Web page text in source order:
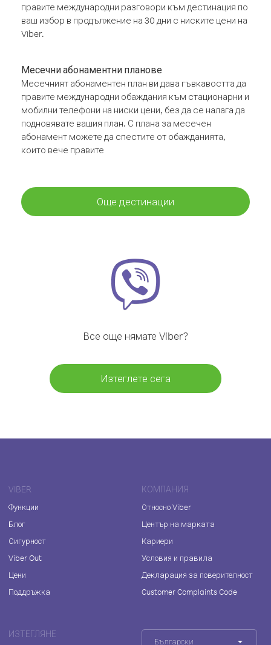
правите международни разговори към дестинация по
ваш избор в продължение на 30 дни с ниските цени на
Viber.
Месечни абонаментни планове
Месечният абонаментен план ви дава гъвкавостта да
правите международни обаждания към стационарни и
мобилни телефони на ниски цени, без да се налага да
подновявате вашия план. С плана за месечен
абонамент можете да спестите от обажданията,
които вече правите
Още дестинации
Все още нямате Viber?
Изтеглете сега
VIBER
Функции
Блог
Сигурност
Viber Out
Цени
Поддръжка
КОМПАНИЯ
Относно Viber
Център на марката
Кариери
Условия и правила
Декларация за поверителност
Customer Complaints Code
ИЗТЕГЛЯНЕ
Български